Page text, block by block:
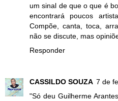
um sinal de que o que é
encontrará poucos
Compõe, canta, toca,
não se discute, mas
Responder
CASSILDO SOUZA 7 de
"Só deu Guilherme